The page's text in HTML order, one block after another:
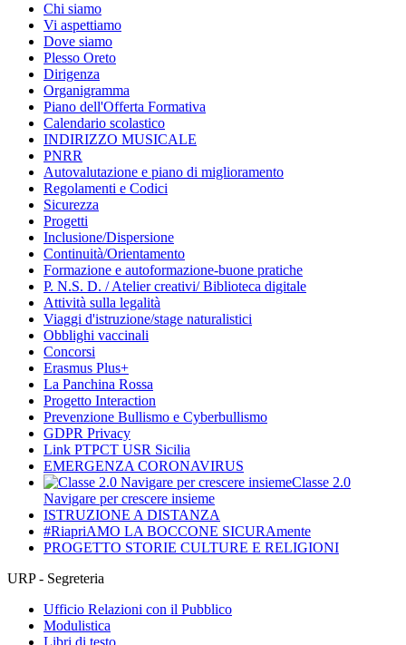
Chi siamo
Vi aspettiamo
Dove siamo
Plesso Oreto
Dirigenza
Organigramma
Piano dell'Offerta Formativa
Calendario scolastico
INDIRIZZO MUSICALE
PNRR
Autovalutazione e piano di miglioramento
Regolamenti e Codici
Sicurezza
Progetti
Inclusione/Dispersione
Continuità/Orientamento
Formazione e autoformazione-buone pratiche
P. N.S. D. / Atelier creativi/ Biblioteca digitale
Attività sulla legalità
Viaggi d'istruzione/stage naturalistici
Obblighi vaccinali
Concorsi
Erasmus Plus+
La Panchina Rossa
Progetto Interaction
Prevenzione Bullismo e Cyberbullismo
GDPR Privacy
Link PTPCT USR Sicilia
EMERGENZA CORONAVIRUS
Classe 2.0
Navigare per crescere insieme
ISTRUZIONE A DISTANZA
#RiapriAMO LA BOCCONE SICURAmente
PROGETTO STORIE CULTURE E RELIGIONI
URP - Segreteria
Ufficio Relazioni con il Pubblico
Modulistica